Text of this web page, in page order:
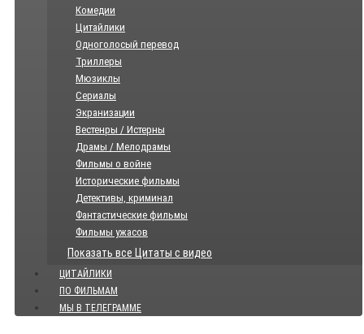
Комедии
Цитайлики
Одноголосый перевод
Триллеры
Мюзиклы
Сериалы
Экранизации
Вестенры / Истерны
Драмы / Мелодрамы
Фильмы о войне
Исторические фильмы
Детективы, криминал
Фантастические фильмы
Фильмы ужасов
Показать все Цитаты с видео
ЦИТАЙЛИКИ
ПО ФИЛЬМАМ
МЫ В ТЕЛЕГРАММЕ